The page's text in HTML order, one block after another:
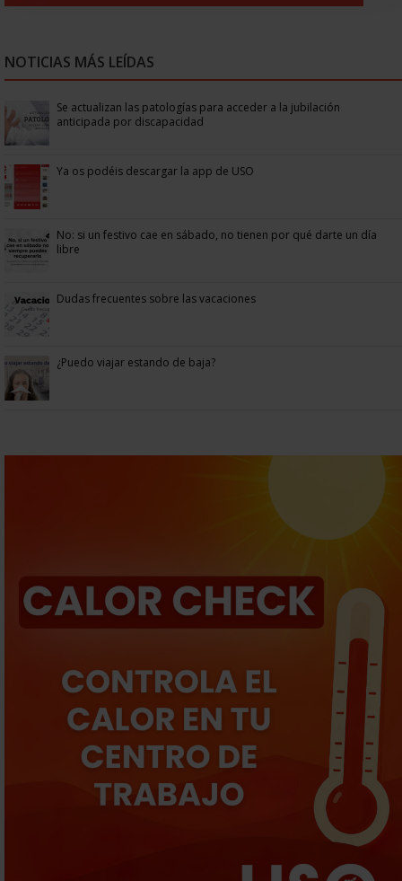
NOTICIAS MÁS LEÍDAS
Se actualizan las patologías para acceder a la jubilación
anticipada por discapacidad
Ya os podéis descargar la app de USO
No: si un festivo cae en sábado, no tienen por qué darte un día
libre
Dudas frecuentes sobre las vacaciones
¿Puedo viajar estando de baja?